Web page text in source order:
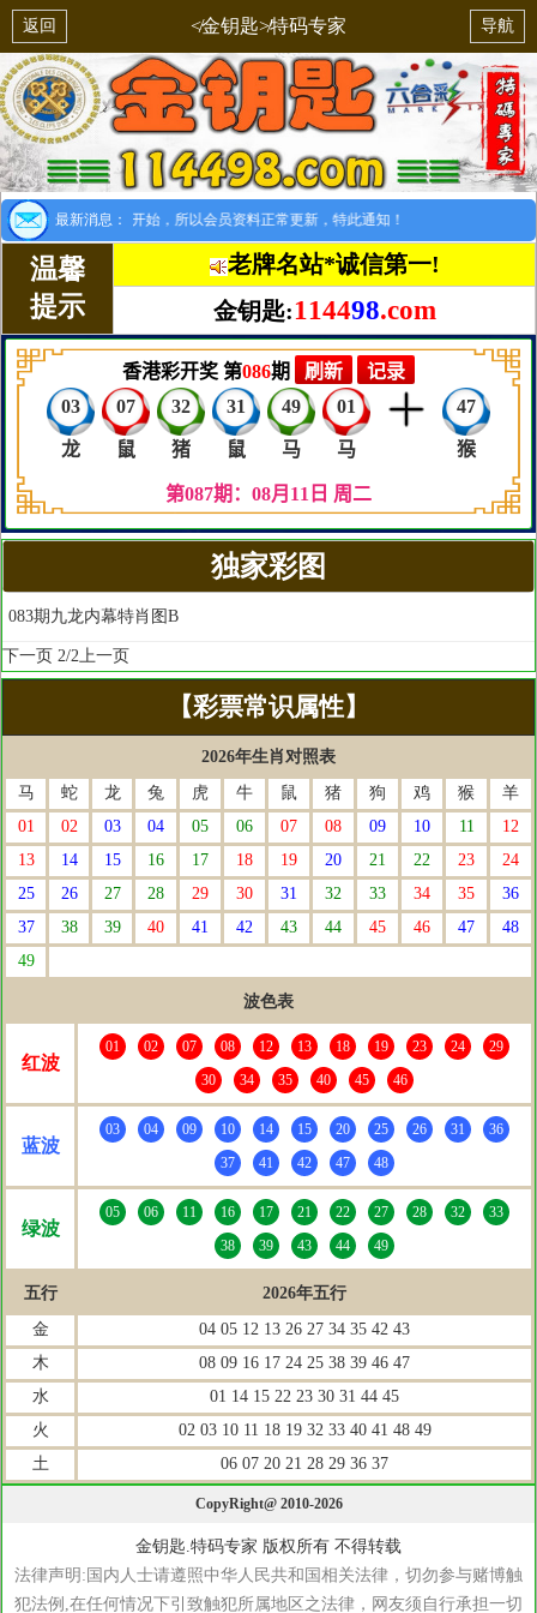
返回 ≮金钥匙≯特码专家 导航
最新消息：
提示：8月1日开始，所以会员资料正常更新，特此通知！
温馨
提示
老牌名站*诚信第一!
金钥匙:114498.com
独家彩图
083期九龙内幕特肖图B
下一页 2/2上一页
【彩票常识属性】
2026年生肖对照表
马
蛇 龙 兔 虎 牛 鼠 猪 狗 鸡 猴
羊
01
02 03 04 05 06 07 08 09 10 11
12
13
14 15 16 17 18 19 20 21 22 23
24
25
26 27 28 29 30 31 32 33 34 35
36
37
38 39 40 41 42 43 44 45 46 47
48
49
波色表
红波
01 02 07 08 12 13 18 19 23 24
29
30
34 35 40 45 46
蓝波
03 04 09 10 14 15 20 25 26 31
36
37
41 42 47 48
绿波
05 06 11 16 17 21 22 27 28 32
33
38
39 43 44 49
五行
2026年五行
金
04 05 12 13 26 27 34 35 42 43
木
08 09 16 17 24 25 38 39 46 47
水
01 14 15 22 23 30 31 44 45
火
02 03 10 11 18 19 32 33 40 41 48 49
土
06 07 20 21 28 29 36 37
CopyRight@ 2010-2026
金钥匙.特码专家 版权所有 不得转载
法律声明:国内人士请遵照中华人民共和国相关法律，切勿参与赌博触
犯法例,在任何情况下引致触犯所属地区之法律，网友须自行承担一切